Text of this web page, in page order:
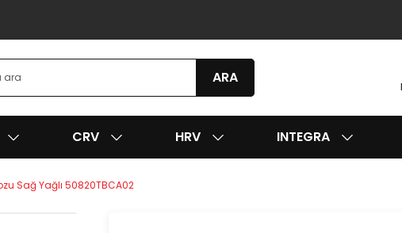
ARA
CRV HRV INTEGRA
Sağ Yağlı 50820TBCA02